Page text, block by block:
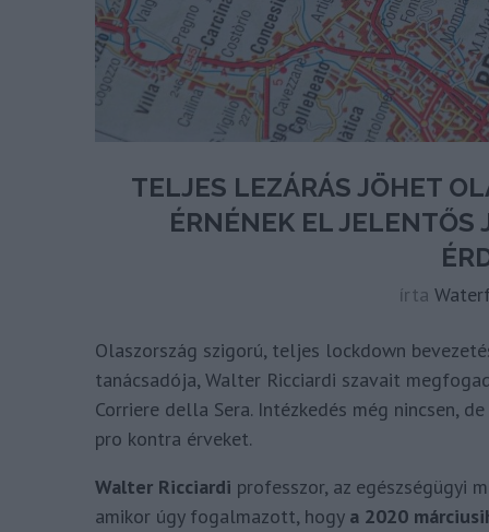
TELJES LEZÁRÁS JÖHET
ÉRNÉNEK EL
írta
Olaszország szigorú, teljes lockdown
tanácsadója, Walter Ricciardi szavait
Corriere della Sera. Intézkedés még nincsen,
pro kontra érveket.
Walter Ricciardi professzor, az egészségügyi
amikor úgy fogalmazott, hogy a 2020